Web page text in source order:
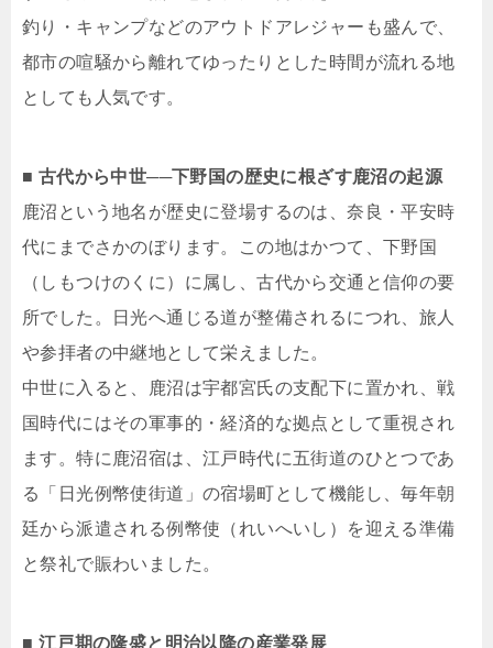
釣り・キャンプなどのアウトドアレジャーも盛んで、
都市の喧騒から離れてゆったりとした時間が流れる地
としても人気です。
■ 古代から中世──下野国の歴史に根ざす鹿沼の起源
鹿沼という地名が歴史に登場するのは、奈良・平安時
代にまでさかのぼります。この地はかつて、下野国
（しもつけのくに）に属し、古代から交通と信仰の要
所でした。日光へ通じる道が整備されるにつれ、旅人
や参拝者の中継地として栄えました。
中世に入ると、鹿沼は宇都宮氏の支配下に置かれ、戦
国時代にはその軍事的・経済的な拠点として重視され
ます。特に鹿沼宿は、江戸時代に五街道のひとつであ
る「日光例幣使街道」の宿場町として機能し、毎年朝
廷から派遣される例幣使（れいへいし）を迎える準備
と祭礼で賑わいました。
■ 江戸期の隆盛と明治以降の産業発展